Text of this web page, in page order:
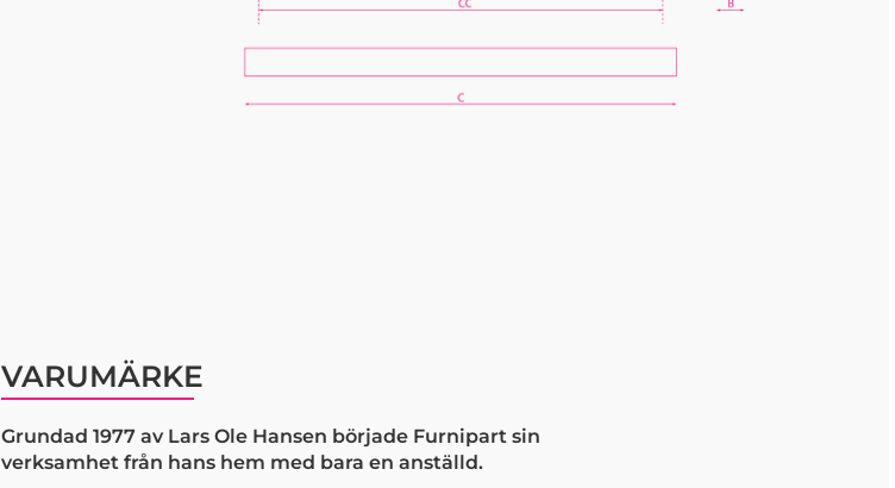
VARUMÄRKE
Grundad 1977 av Lars Ole Hansen började Furnipart sin
verksamhet från hans hem med bara en anställd.